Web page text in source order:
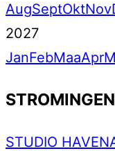
AugSeptOktNov
2027
JanFebMaaApr
STROMINGEN
STUDIO HAVEN